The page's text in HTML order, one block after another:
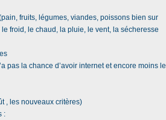
fruits, légumes, viandes, poissons bien sur
froid, le chaud, la pluie, le vent, la sécheresse
pas la chance d’avoir internet et encore moins le
, les nouveaux critères)
: